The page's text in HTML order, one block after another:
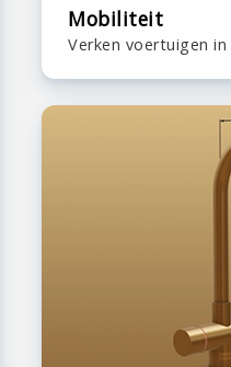
Mobiliteit
Verken voertuigen in